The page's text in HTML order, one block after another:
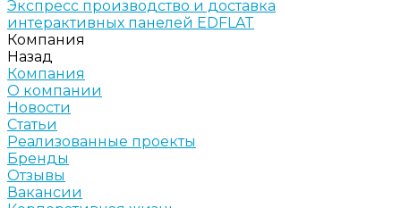
Экспресс производство и доставка
интерактивных панелей EDFLAT
Компания
Назад
Компания
О компании
Новости
Статьи
Реализованные проекты
Бренды
Отзывы
Вакансии